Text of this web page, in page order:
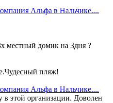
Альфа в Нальчике....
местный домик на 3дня ?
пляж!
Альфа в Нальчике....
в этой организации. Доволен